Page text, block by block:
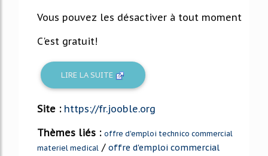
Vous pouvez les désactiver à tout moment
C'est gratuit!
LIRE LA SUITE
Site : https://fr.jooble.org
Thèmes liés : offre d'emploi technico commercial
materiel medical / offre d'emploi commercial